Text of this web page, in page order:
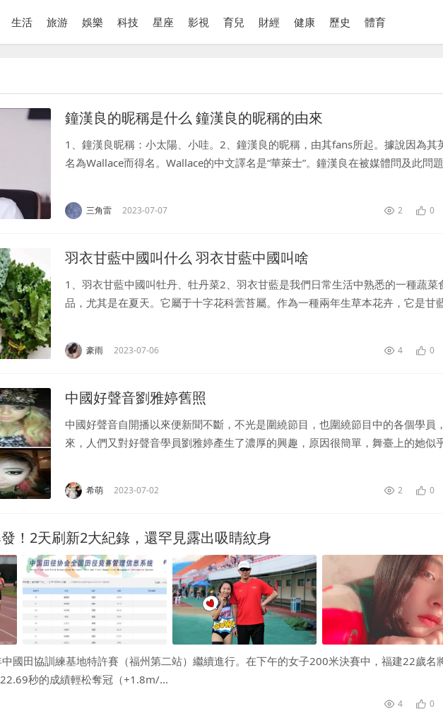
生活 旅游 娛樂 科技 星座 影視 育兒 財經 健康 歷史 體育
鐘漢良的昵稱是什么 鐘漢良的昵稱的由來
1、鐘漢良昵稱：小太陽、小哇。2、鐘漢良的昵稱，由其fans所起。據說因為其
名為Wallace而得名。Wallace的中文譯名是“華萊士”。鐘漢良在被媒體問及此問
三角雷 2023-07-07 2 0
羽衣甘藍中國叫什么 羽衣甘藍中國叫啥
1、羽衣甘藍中國叫牡丹、牡丹菜2、羽衣甘藍是我們日常生活中熟悉的一種蔬菜
品，尤其是在夏天。它屬于十字花科蕓苔屬。作為一種兩年生草本花卉，它是甘
它看起來像一朵盛...
豪雨 2023-07-06 4 0
中國好聲音劉雅婷舊照
中國好聲音自開播以來便新聞不斷，不光是圍繞節目，也圍繞節目中的各個學員
來，人們又對好聲音學員劉雅婷產生了濃厚的興趣，原因很簡單，舞臺上的她似
雅婷舊照首先便上...
希萌 2023-07-02 2 0
！2天刷新2大紀錄，還罕見露出吸睛紋身
國田協訓練基地特許賽（福州第二站）繼續進行。在下午的女子200米決賽中，福建22歲名
秒的成績輕松奪冠（+1.8m/...
4 0